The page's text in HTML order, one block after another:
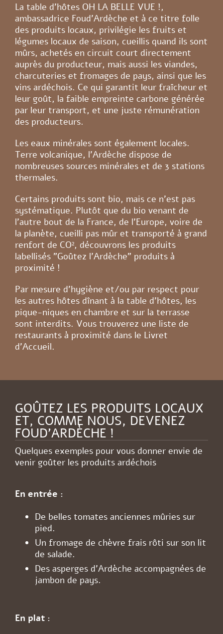
La table d’hôtes OH LA BELLE VUE !,
ambassadrice Foud'Ardèche et à ce titre folle
des produits locaux, privilégie les fruits et
légumes locaux de saison, cueillis quand ils sont
mûrs, achetés en circuit court directement
auprès du producteur, mais aussi les viandes,
charcuteries et fromages de pays, ainsi que les
vins ardéchois. Ce qui garantit leur fraîcheur et
leur goût, la faible empreinte carbone générée
par leur transport, et une juste rémunération
des producteurs.
Les eaux minérales sont également locales.
Terre volcanique, l’Ardèche dispose de
nombreuses sources minérales et de 3 stations
thermales.
Certains produits sont bio, mais ce n’est pas
systématique. Plutôt que du bio venant de
l’autre bout de la France, de l’Europe, voire de
la planète, cueilli pas mûr et transporté à grand
renfort de CO², découvrons les produits
labellisés "Goûtez l’Ardèche" produits à
proximité !
Par mesure d'hygiène et/ou par respect pour
les autres hôtes dînant à la table d'hôtes, les
pique-niques en chambre et sur la terrasse
sont interdits. Vous trouverez une liste de
restaurants à proximité dans le Livret
d'Accueil.
GOÛTEZ LES PRODUITS LOCAUX
ET, COMME NOUS, DEVENEZ
FOUD'ARDÈCHE !
Quelques exemples pour vous donner envie de
venir goûter les produits ardéchois
En entrée :
De belles tomates anciennes mûries sur
pied.
Un fromage de chèvre frais rôti sur son lit
de salade.
Des asperges d’Ardèche accompagnées de
jambon de pays.
En plat :